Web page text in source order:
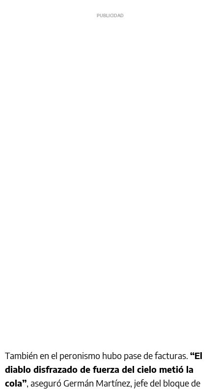
También en el peronismo hubo pase de facturas. “El
diablo disfrazado de fuerza del cielo metió la
cola”, aseguró Germán Martínez, jefe del bloque de